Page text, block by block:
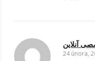
آنلاین
24 února,